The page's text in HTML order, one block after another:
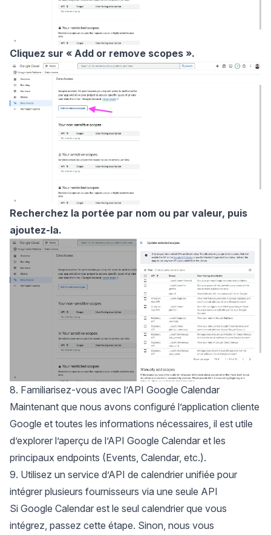
Cliquez sur « Add or remove scopes ».
Recherchez la portée par nom ou par valeur, puis
ajoutez-la.
8. Familiarisez-vous avec l’API Google Calendar
Maintenant que nous avons configuré l’application cliente
Google et toutes les informations nécessaires, il est utile
d’explorer l’aperçu de l’API Google Calendar et les
principaux endpoints (Events, Calendar, etc.).
9. Utilisez un service d’API de calendrier unifiée pour
intégrer plusieurs fournisseurs via une seule API
Si Google Calendar est le seul calendrier que vous
intégrez, passez cette étape. Sinon, nous vous